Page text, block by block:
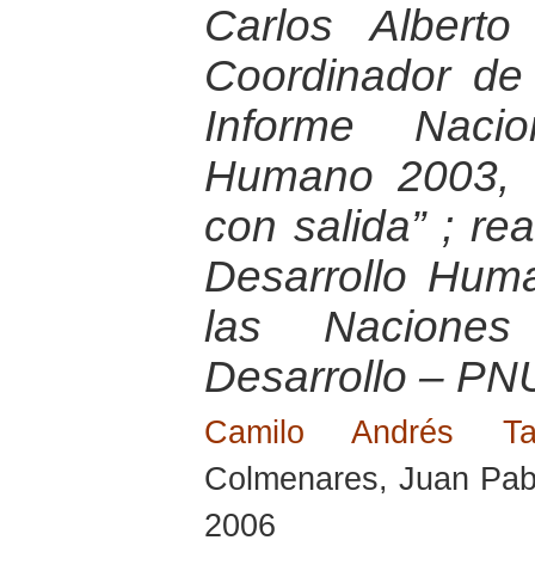
Carlos
Coordinador
Informe
Humano 2003,
con salida” ;
Desarrollo
las
Desarrollo –
Camilo Andrés
Colmenares, Juan
2006